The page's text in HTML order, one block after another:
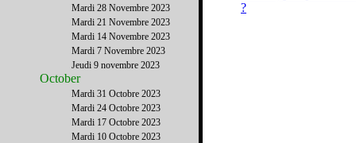
Mardi 28 Novembre 2023
Mardi 21 Novembre 2023
Mardi 14 Novembre 2023
Mardi 7 Novembre 2023
Jeudi 9 novembre 2023
October
Mardi 31 Octobre 2023
Mardi 24 Octobre 2023
Mardi 17 Octobre 2023
Mardi 10 Octobre 2023